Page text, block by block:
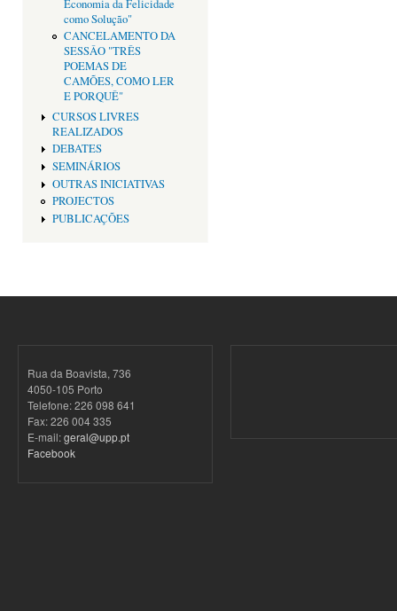
Economia da Felicidade
como Solução"
CANCELAMENTO DA
SESSÂO "TRÊS
POEMAS DE
CAMÕES, COMO LER
E PORQUÊ"
CURSOS LIVRES
REALIZADOS
DEBATES
SEMINÁRIOS
OUTRAS INICIATIVAS
PROJECTOS
PUBLICAÇÕES
Rua da Boavista, 736
4050-105 Porto
Telefone: 226 098 641
Fax: 226 004 335
E-mail:geral@upp.pt
Facebook